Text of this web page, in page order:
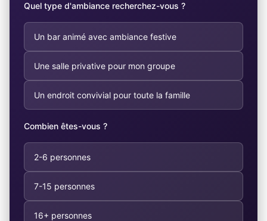
Quel type d'ambiance recherchez-vous ?
Un bar animé avec ambiance festive
Une salle privative pour mon groupe
Un endroit convivial pour toute la famille
Combien êtes-vous ?
2-6 personnes
7-15 personnes
16+ personnes